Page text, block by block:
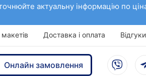
актуальну інформацію по
Доставка і оплата Відгуки
Онлайн замовлення